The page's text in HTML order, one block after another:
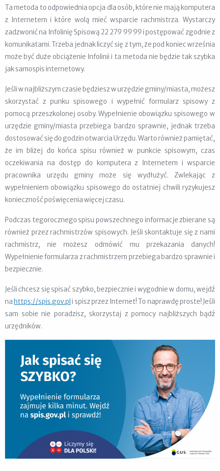
Ta metoda to odpowiednia opcja dla osób, które nie mają komputera
z Internetem i które wolą mieć wsparcie rachmistrza. Wystarczy
zadzwonić na Infolinię Spisową 22 279 99 99 i postępować zgodnie z
komunikatami. Trzeba jednak liczyć się z tym, że pod koniec września
może być duże obciążenie Infolinii i ta metoda nie będzie tak szybka
jak samospis internetowy.
Jeśli w najbliższym czasie będziesz w urzędzie gminy/miasta, możesz
skorzystać z punku spisowego i wypełnić formularz spisowy z
pomocą przeszkolonej osoby. Wypełnienie obowiązku spisowego w
urzędzie gminy/miasta przebiega bardzo sprawnie, jednak trzeba
dostosować się do godzin otwarcia Urzędu. Warto również pamiętać,
że im bliżej do końca spisu również w punkcie spisowym, czas
oczekiwania na dostęp do komputera z Internetem i wsparcie
pracownika urzędu gminy może się wydłużyć. Zwlekając z
wypełnieniem obowiązku spisowego do ostatniej chwili ryzykujesz
konieczność poświęcenia więcej czasu.
Podczas tegorocznego spisu powszechnego informacje zbierane są
również przez rachmistrzów spisowych. Jeśli skontaktuje się z nami
rachmistrz, nie możesz odmówić mu przekazania danych!
Wypełnienie formularza z rachmistrzem przebiega bardzo sprawnie i
bezpiecznie.
Jeśli chcesz się spisać szybko, bezpiecznie i wygodnie w domu, wejdź
na https://spis.gov.pl i spisz przez Internet! To naprawdę proste! Jeśli
sam sobie nie poradzisz, skorzystaj z pomocy najbliższych bądź
urzędników.